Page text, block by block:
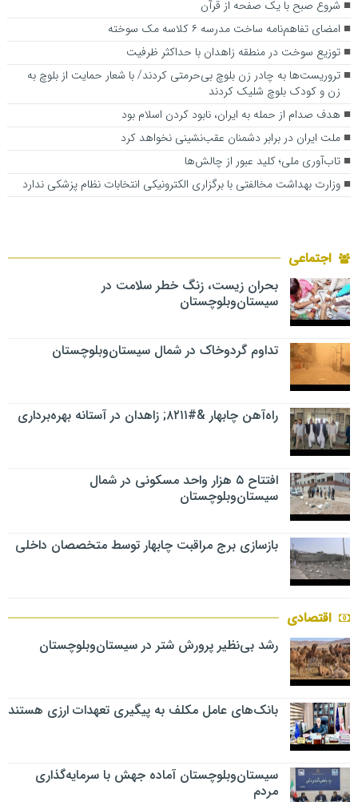
شروع صبح با یک صفحه از قرآن
امضای تفاهم‌نامه ساخت مدرسه ۶ کلاسه مک سوخته
توزیع سوخت در منطقه زاهدان با حداکثر ظرفیت
تروریست‌ها به چادر زن بلوچ بی‌حرمتی کردند/ با شعار حمایت از بلوچ به
زن و کودک بلوچ شلیک کردند
هدف صدام از حمله به ایران، نابود کردن اسلام بود
ملت ایران در برابر دشمنان عقب‌نشینی نخواهد کرد
تاب‌آوری ملی؛ کلید عبور از چالش‌ها
وزارت بهداشت مخالفتی با برگزاری الکترونیکی انتخابات نظام پزشکی ندارد
اجتماعی
بحران زیست، زنگ خطر سلامت در
سیستان‌وبلوچستان
تداوم گردوخاک در شمال سیستان‌وبلوچستان
راه‌آهن چابهار &#۸۲۱۱; زاهدان در آستانه بهره‌برداری
افتتاح ۵ هزار واحد مسکونی در شمال
سیستان‌وبلوچستان
بازسازی برج مراقبت چابهار توسط متخصصان داخلی
اقتصادی
رشد بی‌نظیر پرورش شتر در سیستان‌وبلوچستان
بانک‌های عامل مکلف به پیگیری تعهدات ارزی هستند
سیستان‌وبلوچستان آماده جهش با سرمایه‌گذاری
مردم